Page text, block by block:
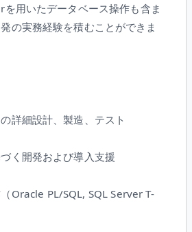
用いたデータベース操作も含ま
の実務経験を積むことができま
詳細設計、製造、テスト
く開発および導入支援
Oracle PL/SQL, SQL Server T-